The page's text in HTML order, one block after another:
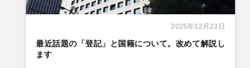
2025年12月23日
最近話題の「登記」と国籍について。改めて解説し
ます